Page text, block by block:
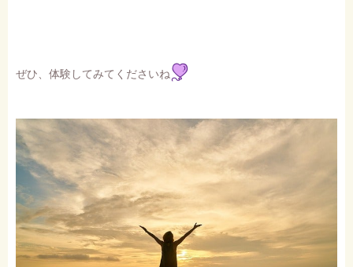
ぜひ、体験してみてくださいね